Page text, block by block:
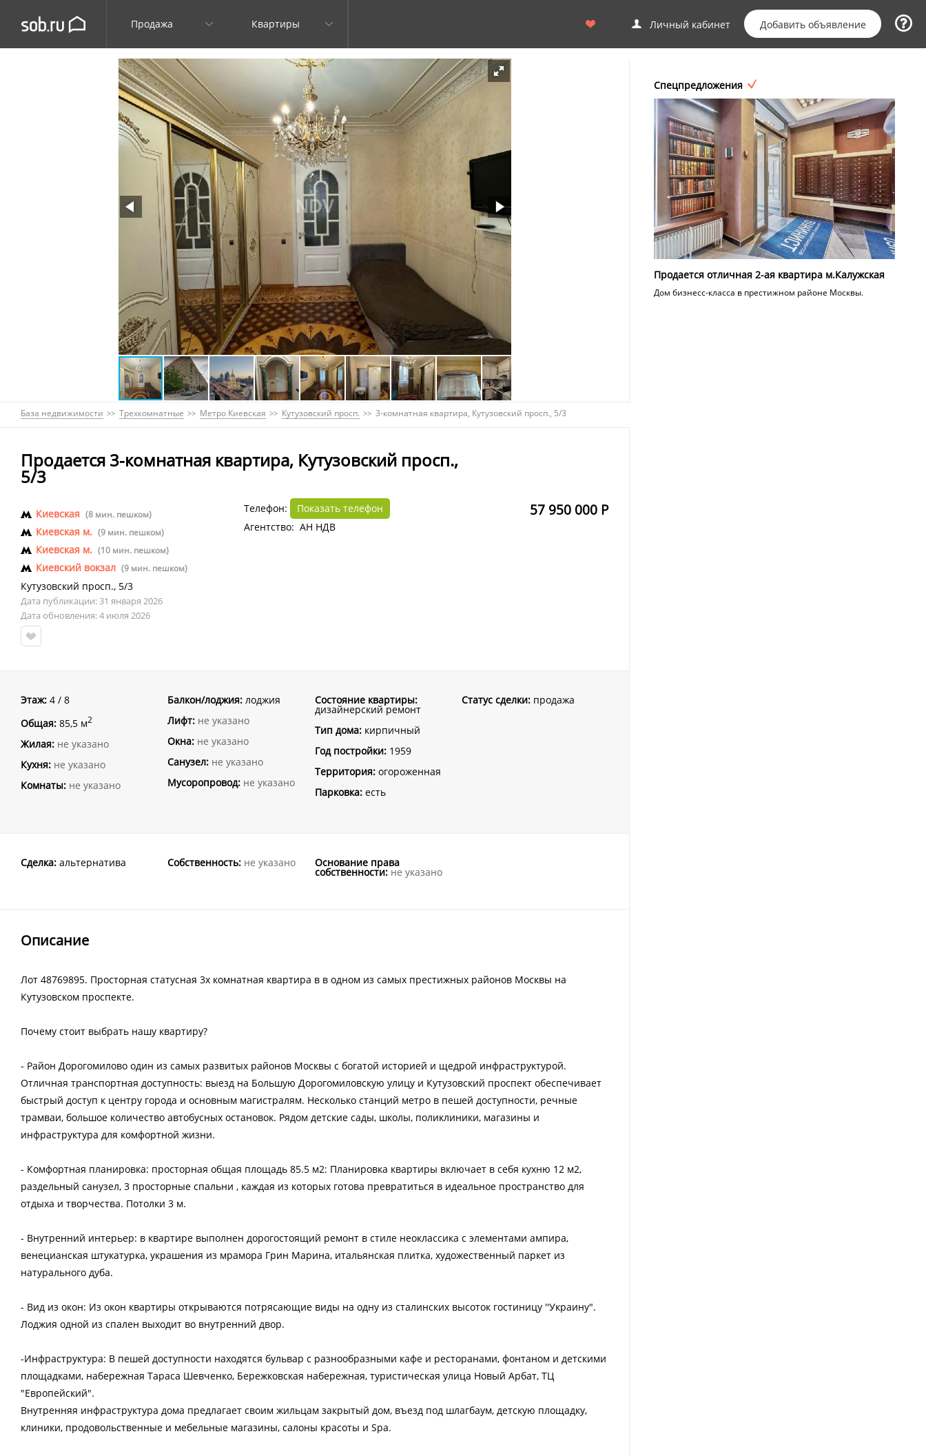
Продажа Квартиры Личный кабинет Добавить объявление
Спецпредложения
Продается отличная 2-ая квартира м.Калужская
Дом бизнесс-класса в престижном районе Москвы.
База недвижимости Трехкомнатные Метро Киевская Кутузовский просп. 3-комнатная квартира, Кутузовский просп., 5/3
Продается 3-комнатная квартира, Кутузовский просп.,
5/3
57 950 000 Р
Киевская (8 мин. пешком)
Киевская м. (9 мин. пешком)
Киевская м. (10 мин. пешком)
Киевский вокзал (9 мин. пешком)
Кутузовский просп., 5/3
Дата публикации: 31 января 2026
Дата обновления: 4 июля 2026
Телефон:
Показать телефон
Агентство: АН НДВ
Этаж: 4 / 8
Общая: 85,5 м2
Жилая: не указано
Кухня: не указано
Комнаты: не указано
Балкон/лоджия: лоджия
Лифт: не указано
Окна: не указано
Санузел: не указано
Мусоропровод: не указано
Состояние квартиры:
дизайнерский ремонт
Тип дома:кирпичный
Год постройки:1959
Территория:огороженная
Парковка:есть
Статус сделки:продажа
Сделка: альтернатива Собственность: не указано Основание права
собственности: не указано
Описание
Лот 48769895. Просторная статусная 3х комнатная квартира в в одном из самых престижных районов Москвы на
Кутузовском проспекте.
Почему стоит выбрать нашу квартиру?
- Район Дорогомилово один из самых развитых районов Москвы с богатой историей и щедрой инфраструктурой.
Отличная транспортная доступность: выезд на Большую Дорогомиловскую улицу и Кутузовский проспект обеспечивает
быстрый доступ к центру города и основным магистралям. Несколько станций метро в пешей доступности, речные
трамваи, большое количество автобусных остановок. Рядом детские сады, школы, поликлиники, магазины и
инфраструктура для комфортной жизни.
- Комфортная планировка: просторная общая площадь 85.5 м2: Планировка квартиры включает в себя кухню 12 м2,
раздельный санузел, 3 просторные спальни , каждая из которых готова превратиться в идеальное пространство для
отдыха и творчества. Потолки 3 м.
- Внутренний интерьер: в квартире выполнен дорогостоящий ремонт в стиле неоклассика с элементами ампира,
венецианская штукатурка, украшения из мрамора Грин Марина, итальянская плитка, художественный паркет из
натурального дуба.
- Вид из окон: Из окон квартиры открываются потрясающие виды на одну из сталинских высоток гостиницу ''Украину".
Лоджия одной из спален выходит во внутренний двор.
-Инфраструктура: В пешей доступности находятся бульвар с разнообразными кафе и ресторанами, фонтаном и детскими
площадками, набережная Тараса Шевченко, Бережковская набережная, туристическая улица Новый Арбат, ТЦ
"Европейский".
Внутренняя инфраструктура дома предлагает своим жильцам закрытый дом, въезд под шлагбаум, детскую площадку,
клиники, продовольственные и мебельные магазины, салоны красоты и Spa.